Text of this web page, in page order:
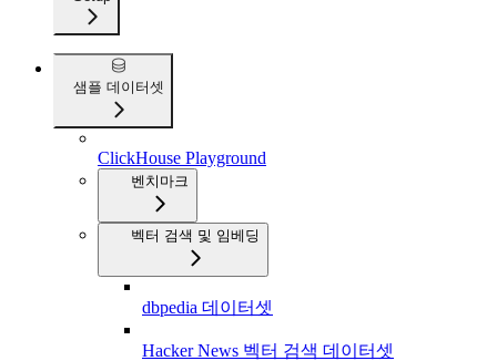
샘플 데이터셋
ClickHouse Playground
벤치마크
벡터 검색 및 임베딩
dbpedia 데이터셋
Hacker News 벡터 검색 데이터셋